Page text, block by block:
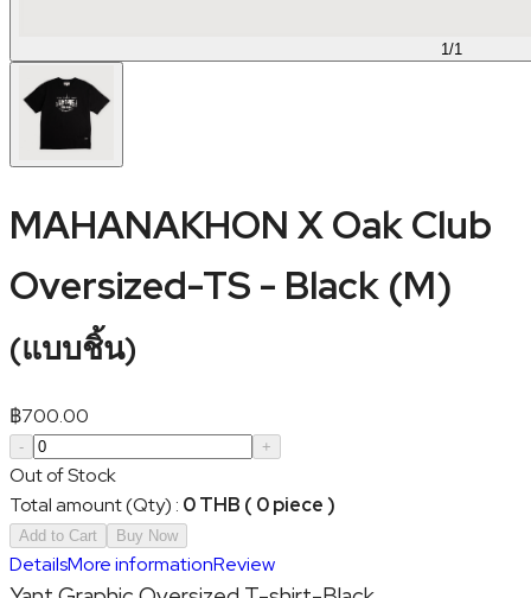
1/1
MAHANAKHON X Oak Club
Oversized-TS - Black (M)
(แบบชิ้น)
฿700.00
- +
Out of Stock
Total amount (Qty) : 0 THB ( 0 piece )
Add to Cart Buy Now
DetailsMore informationReview